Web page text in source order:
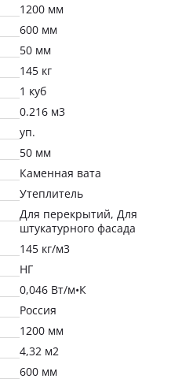
1200 мм
600 мм
50 мм
145 кг
1 куб
0.216 м3
уп.
50 мм
Каменная вата
Утеплитель
Для перекрытий, Для
штукатурного фасада
145 кг/м3
НГ
0,046 Вт/м•К
Россия
1200 мм
4,32 м2
600 мм